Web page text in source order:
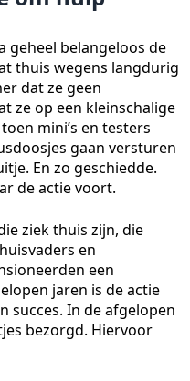
geheel belangeloos de
thuis wegens langdurig
dat ze geen
ze op een kleinschalige
mini’s en testers
gaan versturen
En zo geschiedde.
de actie voort.
ziek thuis zijn, die
en
een
jaren is de actie
succes. In de afgelopen
bezorgd. Hiervoor